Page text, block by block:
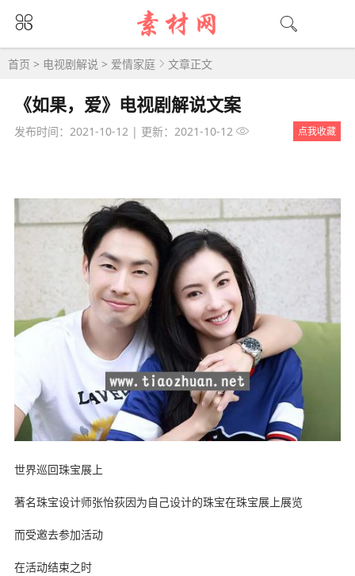
首页 > 电视剧解说 > 爱情家庭 文章正文
《如果，爱》电视剧解说文案
发布时间：2021-10-12| 更新：2021-10-12 点我收藏
世界巡回珠宝展上
著名珠宝设计师张怡荻因为自己设计的珠宝在珠宝展上展览
而受邀去参加活动
在活动结束之时